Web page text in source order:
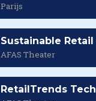
Parijs
Sustainable Retail
AFAS Theater
RetailTrends Tech